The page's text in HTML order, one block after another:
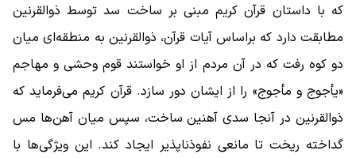
که با داستان قرآن کریم مبنی بر ساخت سد توسط ذوالقرنین
مطابقت دارد که براساس آیات قرآن، ذوالقرنین به منطقه‌ای میان
دو کوه رفت که در آن مردم از او خواستند قوم وحشی و مهاجم
«یأجوج و مأجوج» را از ایشان دور سازد. قرآن کریم می‌فرماید که
ذوالقرنین در آنجا سدی آهنین ساخت، سپس میان آهن‌ها مس
گداخته ریخت تا مانعی نفوذناپذیر ایجاد کند. این ویژگی‌ها با